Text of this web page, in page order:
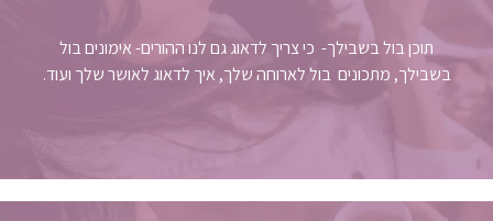
תוכן בול בשבילך- כי צריך לדאוג גם לנו ההורים- אימונים בול
בשבילך, מתכונים בול לארוחה שלך, איך לדאוג לאושר שלך ועוד.